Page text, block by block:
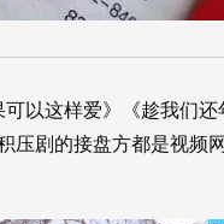
以这样爱》《趁我们
压剧的接盘方都是视频